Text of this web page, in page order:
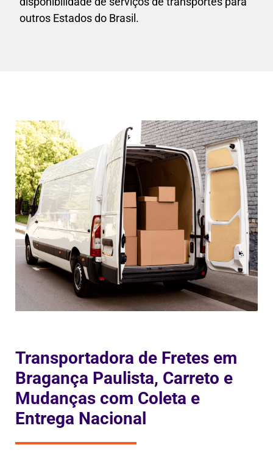
outros Estados do Brasil.
Transportadora de Fretes em
Bragança Paulista, Carreto e
Mudanças com Coleta e
Entrega Nacional